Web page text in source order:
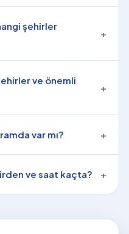
şehirler
+
ve önemli
+
var mı? +
ve saat kaçta? +